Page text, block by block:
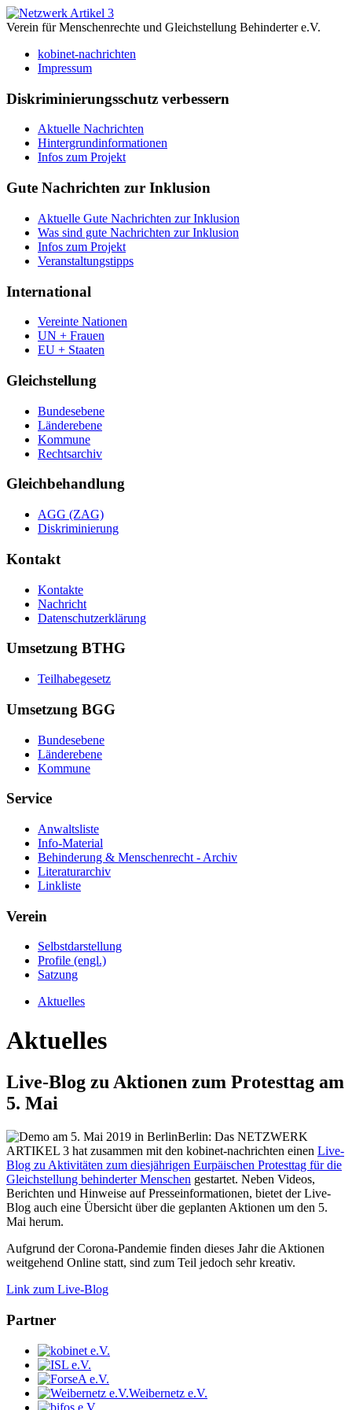
Verein für Menschenrechte und Gleichstellung Behinderter e.V.
kobinet-nachrichten
Impressum
Diskriminierungsschutz verbessern
Aktuelle Nachrichten
Hintergrundinformationen
Infos zum Projekt
Gute Nachrichten zur Inklusion
Aktuelle Gute Nachrichten zur Inklusion
Was sind gute Nachrichten zur Inklusion
Infos zum Projekt
Veranstaltungstipps
International
Vereinte Nationen
UN + Frauen
EU + Staaten
Gleichstellung
Bundesebene
Länderebene
Kommune
Rechtsarchiv
Gleichbehandlung
AGG (ZAG)
Diskriminierung
Kontakt
Kontakte
Nachricht
Datenschutzerklärung
Umsetzung BTHG
Teilhabegesetz
Umsetzung BGG
Bundesebene
Länderebene
Kommune
Service
Anwaltsliste
Info-Material
Behinderung & Menschenrecht - Archiv
Literaturarchiv
Linkliste
Verein
Selbstdarstellung
Profile (engl.)
Satzung
Aktuelles
Aktuelles
Live-Blog zu Aktionen zum Protesttag am
5. Mai
Berlin: Das NETZWERK
ARTIKEL 3 hat zusammen mit den kobinet-nachrichten einen Live-
Blog zu Aktivitäten zum diesjährigen Eurpäischen Protesttag für die
Gleichstellung behinderter Menschen gestartet. Neben Videos,
Berichten und Hinweise auf Presseinformationen, bietet der Live-
Blog auch eine Übersicht über die geplanten Aktionen um den 5.
Mai herum.
Aufgrund der Corona-Pandemie finden dieses Jahr die Aktionen
weitgehend Online statt, sind zum Teil jedoch sehr kreativ.
Link zum Live-Blog
Partner
Weibernetz e.V.